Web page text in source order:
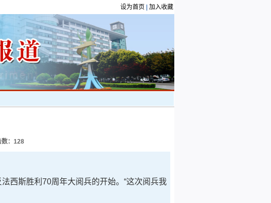
设为首页 加入收藏
： 128
斯胜利70周年大阅兵的开始。“这次阅兵我